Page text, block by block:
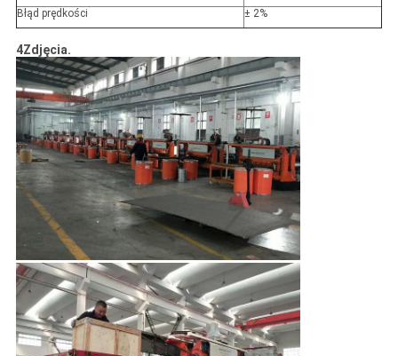
Błąd prędkości
± 2%
4Zdjęcia.